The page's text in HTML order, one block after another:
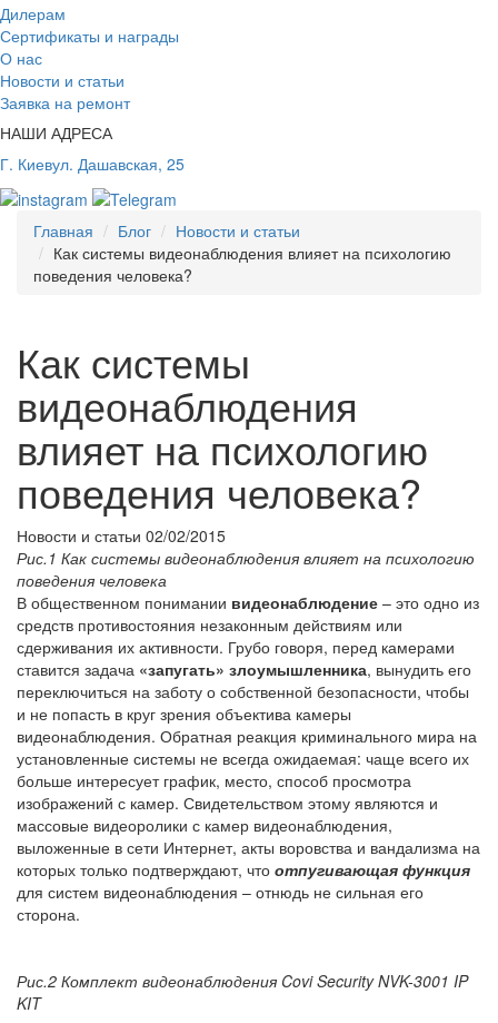
Дилерам
Сертификаты и награды
О нас
Новости и статьи
Заявка на ремонт
НАШИ АДРЕСА
Г. Киевул. Дашавская, 25
Главная Блог
Новости и статьи
Как системы видеонаблюдения влияет на психологию
поведения человека?
Как системы
видеонаблюдения
влияет на психологию
поведения человека?
Новости и статьи 02/02/2015
Рис.1 Как системы видеонаблюдения влияет на психологию
поведения человека
В общественном понимании видеонаблюдение – это одно из
средств противостояния незаконным действиям или
сдерживания их активности. Грубо говоря, перед камерами
ставится задача «запугать» злоумышленника, вынудить его
переключиться на заботу о собственной безопасности, чтобы
и не попасть в круг зрения объектива камеры
видеонаблюдения. Обратная реакция криминального мира на
установленные системы не всегда ожидаемая: чаще всего их
больше интересует график, место, способ просмотра
изображений с камер. Свидетельством этому являются и
массовые видеоролики с камер видеонаблюдения,
выложенные в сети Интернет, акты воровства и вандализма на
которых только подтверждают, что отпугивающая функция
для систем видеонаблюдения – отнюдь не сильная его
сторона.
Рис.2 Комплект видеонаблюдения Covi Security NVK-3001 IP
KIT